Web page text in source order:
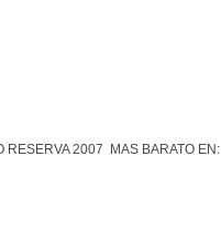
RESERVA 2007 MAS BARATO EN: